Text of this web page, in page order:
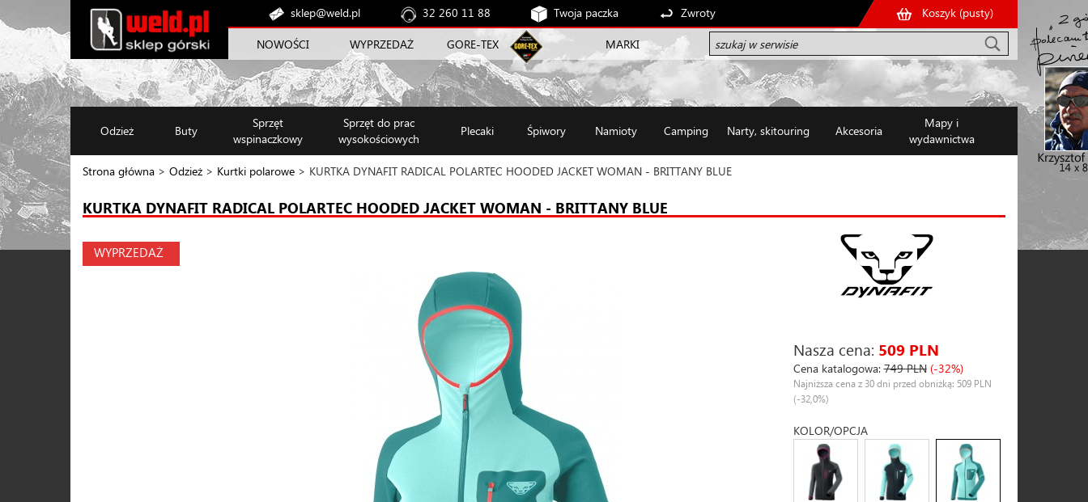
sklep@weld.pl 32 260 11 88 Twoja paczka Zwroty Koszyk (pusty)
NOWOŚCI WYPRZEDAŻ GORE-TEX MARKI
Odzież Buty
Sprzęt
wspinaczkowy
Sprzęt do prac
wysokościowych
Plecaki Śpiwory Namioty Camping Narty, skitouring Akcesoria
Mapy i
wydawnictwa
Strona główna > Odzież > Kurtki polarowe > KURTKA DYNAFIT RADICAL POLARTEC HOODED JACKET WOMAN - BRITTANY BLUE
KURTKA DYNAFIT RADICAL POLARTEC HOODED JACKET WOMAN - BRITTANY BLUE
WYPRZEDAŻ
Nasza cena: 509 PLN
Cena katalogowa:749 PLN (-32%)
Najniższa cena z 30 dni przed obniżką: 509 PLN
(-32,0%)
KOLOR/OPCJA